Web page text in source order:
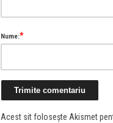
Nume:*
Acest sit folosește Akismet